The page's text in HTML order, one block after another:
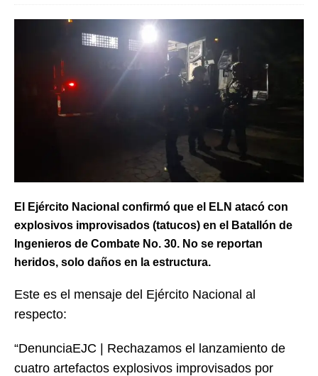
El Ejército Nacional confirmó que el ELN atacó con
explosivos improvisados (tatucos) en el Batallón de
Ingenieros de Combate No. 30. No se reportan
heridos, solo daños en la estructura.
Este es el mensaje del Ejército Nacional al
respecto:
“DenunciaEJC | Rechazamos el lanzamiento de
cuatro artefactos explosivos improvisados por